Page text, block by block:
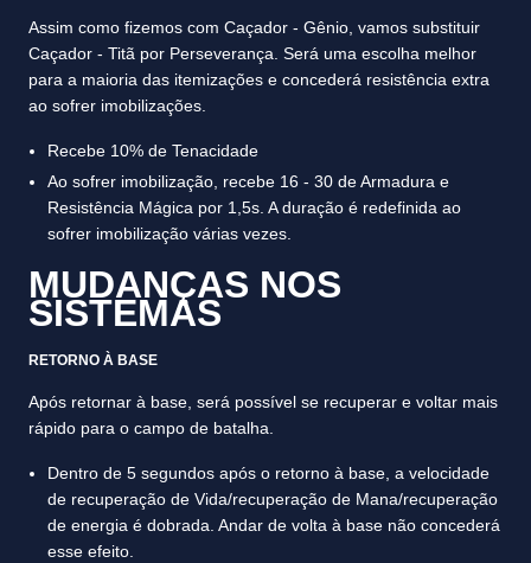
Assim como fizemos com Caçador - Gênio, vamos substituir
Caçador - Titã por Perseverança. Será uma escolha melhor
para a maioria das itemizações e concederá resistência extra
ao sofrer imobilizações.
Recebe 10% de Tenacidade
Ao sofrer imobilização, recebe 16 - 30 de Armadura e
Resistência Mágica por 1,5s. A duração é redefinida ao
sofrer imobilização várias vezes.
MUDANÇAS NOS
SISTEMAS
RETORNO À BASE
Após retornar à base, será possível se recuperar e voltar mais
rápido para o campo de batalha.
Dentro de 5 segundos após o retorno à base, a velocidade
de recuperação de Vida/recuperação de Mana/recuperação
de energia é dobrada. Andar de volta à base não concederá
esse efeito.